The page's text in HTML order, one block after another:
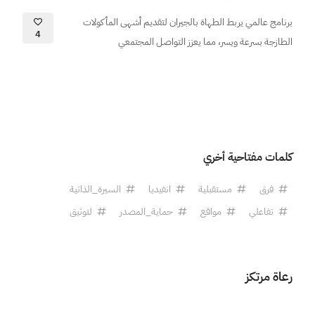
برنامج عالمي يربط الطهاة بالجيران لتقديم أشهى المأكولات
الطازجة بسرعة ويسر، مما يعزز التواصل المجتمعي
4
كلمات مفتاحية أخري
فرق مستقبلية انفيديا
السيرة_الذاتية
تفاعلي
مواقع حماية_المصدر لتوثيق
رعاة مرتكز